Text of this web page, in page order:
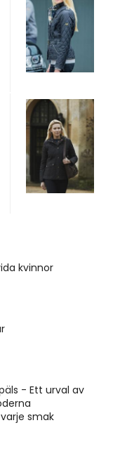
kvinnor
- Ett urval av
smak